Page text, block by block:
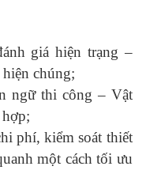
giá hiện trạng –
chúng;
ngữ thi công – Vật
phí, kiểm soát thiết
một cách tối ưu